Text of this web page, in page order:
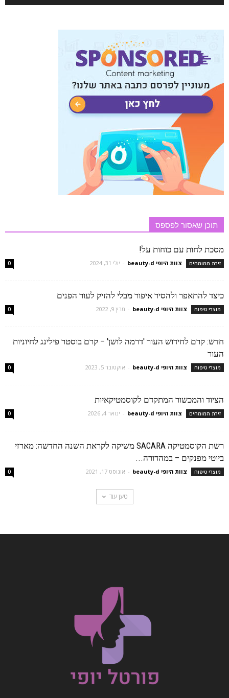
תוכן שאסור לפספס
מסכת לחות עם כוחות על!
זירת המומחים צוות היופי beauty-d - יולי 31, 2024 0
כיצד להתאפר ולהסיר איפור מבלי להזיק לעור הפנים
מוצרי טיפוח צוות היופי beauty-d - מרץ 9, 2022 0
חדש: קרם לחידוש העור 'דרמה לושן' – קרם בוסטר פילינג לחיוניות
העור
מוצרי טיפוח צוות היופי beauty-d - אוקטובר 5, 2023 0
הציוד והמכשור המתקדם לקוסמטיקאיות
זירת המומחים צוות היופי beauty-d - ינואר 4, 2026 0
רשת הקוסמטיקה SACARA משיקה לקראת השנה החדשה: מארזי
ביוטי מפנקים – במהדורה...
מוצרי טיפוח צוות היופי beauty-d - אוגוסט 17, 2021 0
טען עוד